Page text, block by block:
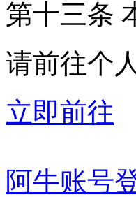
第十三条
请前往个
立即前往
阿牛账号